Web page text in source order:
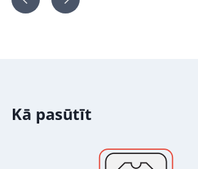
Kā pasūtīt